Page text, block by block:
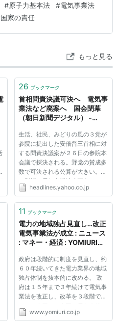
一原発事故の教訓から何も学
にし、…
#原子力基本法 #電気事業法
国家の責任
もっと見る
26 ブックマーク
首相問責決議可決へ 電気事
業法など廃案へ 国会閉幕
（朝日新聞デジタル） -
生活、社民、みどりの風の３党が
参院に提出した安倍晋三首相に対
する問責決議案が２６日の参院本
会議で採決される。野党の賛成多
数で可決される公算が大きい。こ
の影響で電気事業法改正案などの
重要法案は廃案になる。第１８３
の日程を終えて閉幕する。 ２６
headlines.yahoo.co.jp
11 ブックマーク
電力の地域独占見直し…改正
電気事業法が成立 : ニュース
: マネー・経済 : YOMIURI
政府は段階的に制度を見直し、約
６０年続いてきた電力業界の地域
独占体制を抜本的に改める。 政
府は１５年まで３年続けて電気事
業法を改正し、改革を３段階で進
める。今回は、全国の電力会社の
需給データを一元的に管理して全
www.yomiuri.co.jp